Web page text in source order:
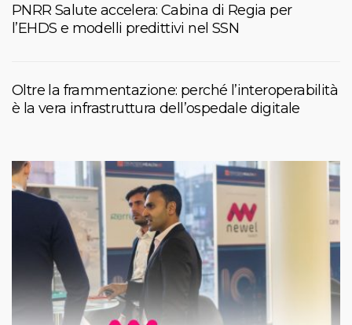
PNRR Salute accelera: Cabina di Regia per
l’EHDS e modelli predittivi nel SSN
Oltre la frammentazione: perché l’interoperabilità
è la vera infrastruttura dell’ospedale digitale